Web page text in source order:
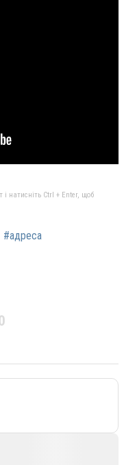
натисніть Ctrl + Enter, щоб
#адреса